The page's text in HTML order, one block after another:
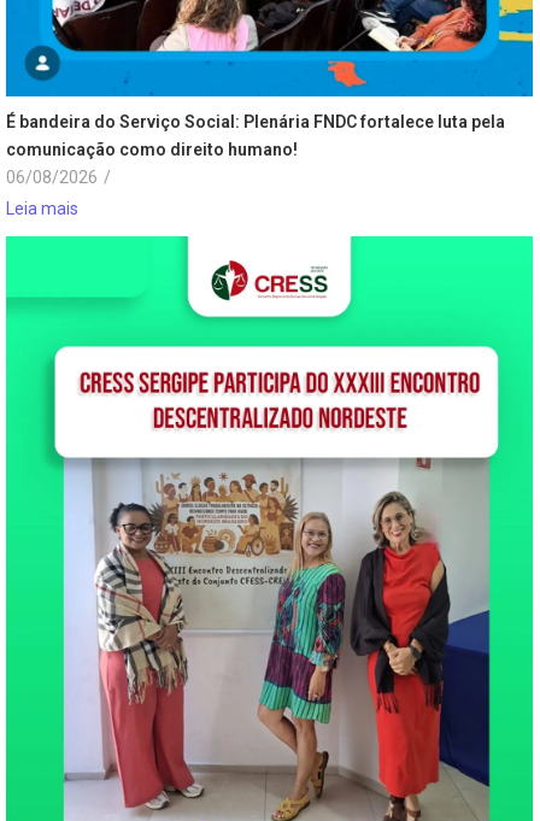
É bandeira do Serviço Social: Plenária FNDC fortalece luta pela
comunicação como direito humano!
06/08/2026 /
Leia mais